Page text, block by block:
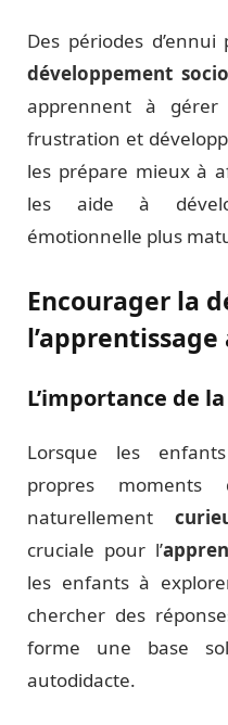
Des périodes
développement
apprennent à
frustration et
les prépare mieux à
les aide à
émotionnelle plus
Encourager la
L’importance de
Lorsque les
propres moments
naturellement
cruciale pour l’
les enfants à
chercher des
forme une base
autodidacte.